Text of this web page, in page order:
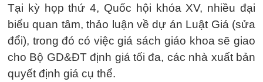
Tại kỳ họp thứ 4, Quốc hội khóa XV, nhiều đại
biểu quan tâm, thảo luận về dự án Luật Giá (sửa
đổi), trong đó có việc giá sách giáo khoa sẽ giao
cho Bộ GD&ĐT định giá tối đa, các nhà xuất bản
quyết định giá cụ thể.